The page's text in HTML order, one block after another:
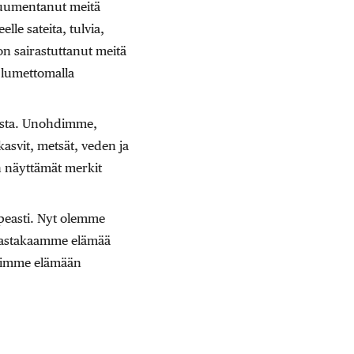
meitä
sateita, tulvia,
sairastuttanut meitä
Unohdimme,
metsät, veden ja
näyttämät merkit
Nyt olemme
elämää
elämään